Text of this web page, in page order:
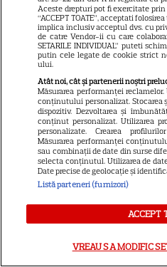
Postul
Aceste drepturi pot fi exercitate
“ACCEPT TOATE”, acceptati
implica inclusiv acceptul dvs. cu
de catre Vendor-ii cu care
SETARILE INDIVIDUAL” puteti
putin cele legate de cookie strict
ului.
Atât noi, cât și partenerii noștri
Măsurarea performanței
conținutului personalizat. Stocarea
dispozitiv. Dezvoltarea și
conținut personalizat. Utilizarea
personalizate. Crearea
Măsurarea performanței
sau combinații de date din surse
selecta conținutul. Utilizarea de
Date precise de geolocație și
Listă parteneri (furnizori)
ACCEPT
VREAU SA MODIFIC